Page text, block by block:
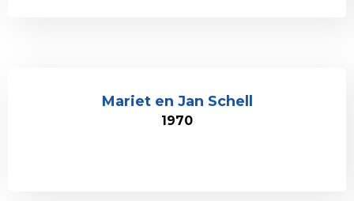
Mariet en Jan Schell
1970